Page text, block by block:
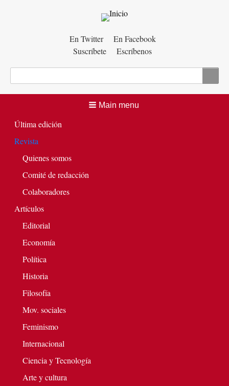
En Twitter
En Facebook
Suscríbete
Escríbenos
Main menu
Última edición
Revista
Quienes somos
Comité de redacción
Colaboradores
Artículos
Editorial
Economía
Política
Historia
Filosofía
Mov. sociales
Feminismo
Internacional
Ciencia y Tecnología
Arte y cultura